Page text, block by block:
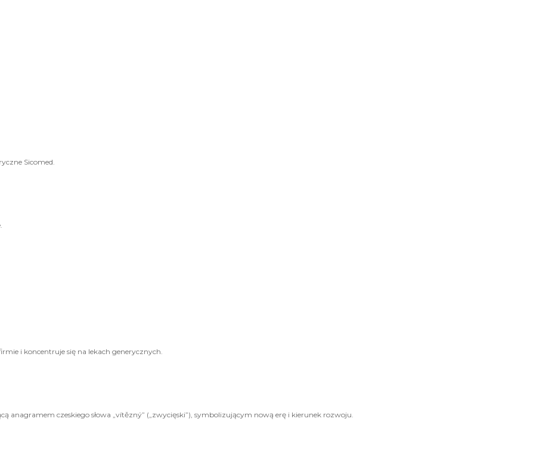
Sicomed.
i koncentruje się na lekach generycznych.
anagramem czeskiego słowa „vítězný” („zwycięski”), symbolizującym nową erę i kierunek rozwoju.